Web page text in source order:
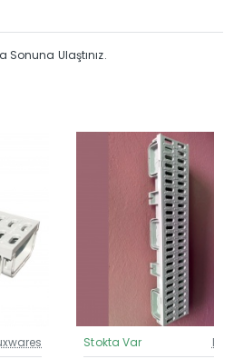
Sonuna Ulaştınız.
Fiyat
Stokta Var